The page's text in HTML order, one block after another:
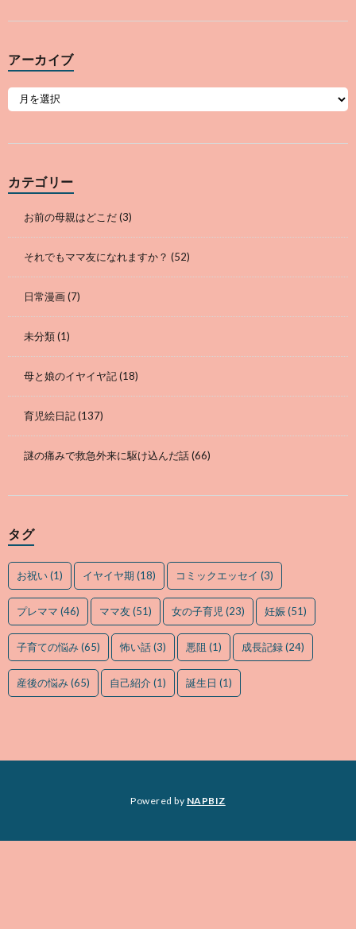
アーカイブ
カテゴリー
お前の母親はどこだ(3)
それでもママ友になれますか？ (52)
日常漫画(7)
未分類(1)
母と娘のイヤイヤ記(18)
育児絵日記(137)
謎の痛みで救急外来に駆け込んだ話(66)
タグ
お祝い(1) イヤイヤ期 (18) コミックエッセイ (3)
プレママ (46) ママ友(51) 女の子育児 (23) 妊娠(51)
子育ての悩み(65) 怖い話(3) 悪阻 (1) 成長記録(24)
産後の悩み(65) 自己紹介(1) 誕生日 (1)
Powered by NAPBIZ